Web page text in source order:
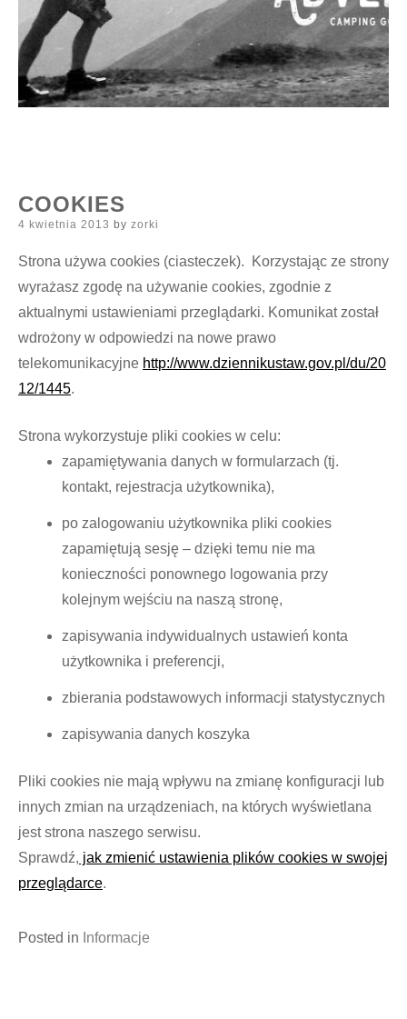
COOKIES
Posted
4 kwietnia 2013 by zorki
Strona używa cookies (ciasteczek). Korzystając ze strony
wyrażasz zgodę na używanie cookies, zgodnie z
aktualnymi ustawieniami przeglądarki. Komunikat został
wdrożony w odpowiedzi na nowe prawo
telekomunikacyjne http://www.dziennikustaw.gov.pl/du/20
12/1445.
Strona wykorzystuje pliki cookies w celu:
zapamiętywania danych w formularzach (tj.
kontakt, rejestracja użytkownika),
po zalogowaniu użytkownika pliki cookies
zapamiętują sesję – dzięki temu nie ma
konieczności ponownego logowania przy
kolejnym wejściu na naszą stronę,
zapisywania indywidualnych ustawień konta
użytkownika i preferencji,
zbierania podstawowych informacji statystycznych
zapisywania danych koszyka
Pliki cookies nie mają wpływu na zmianę konfiguracji lub
innych zmian na urządzeniach, na których wyświetlana
jest strona naszego serwisu.
Sprawdź, jak zmienić ustawienia plików cookies w swojej
przeglądarce.
Posted in Informacje